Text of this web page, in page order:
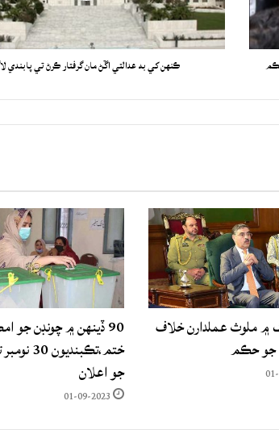
ڪنهن کي به عدالتي اڱڻ مان گرفتار ڪرڻ تي پابندي
ملوث عملدارن خلاف
جو حڪم
90 ڏينهن ۾ چونڊن جو
جو اعلان
01-09-2023